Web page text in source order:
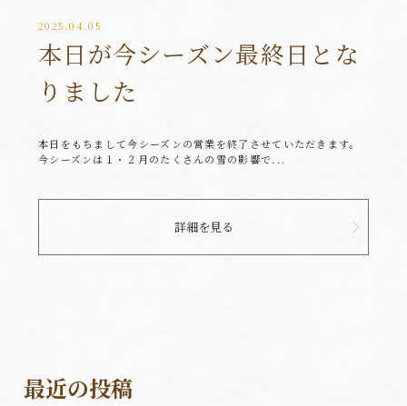
2025.04.05
本日が今シーズン最終日とな
りました
本日をもちまして今シーズンの営業を終了させていただきます。
今シーズンは１・２月のたくさんの雪の影響で...
詳細を見る
最近の投稿